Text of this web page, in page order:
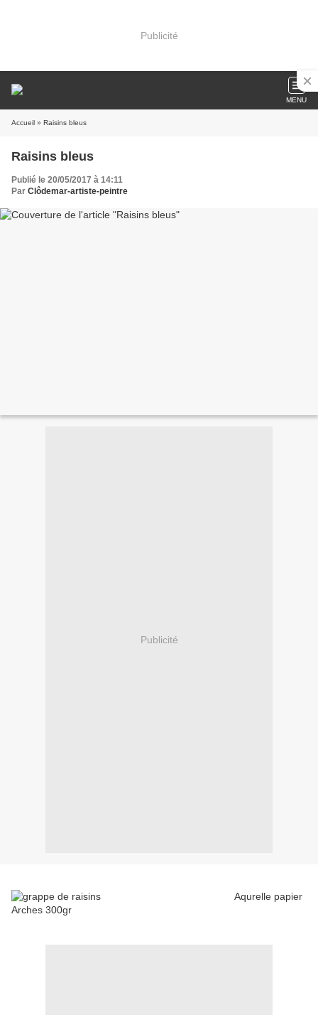
Publicité
MENU
Accueil » Raisins bleus
Raisins bleus
Publié le 20/05/2017 à 14:11
Par Clôdemar-artiste-peintre
Publicité
Aqurelle papier
Arches 300gr